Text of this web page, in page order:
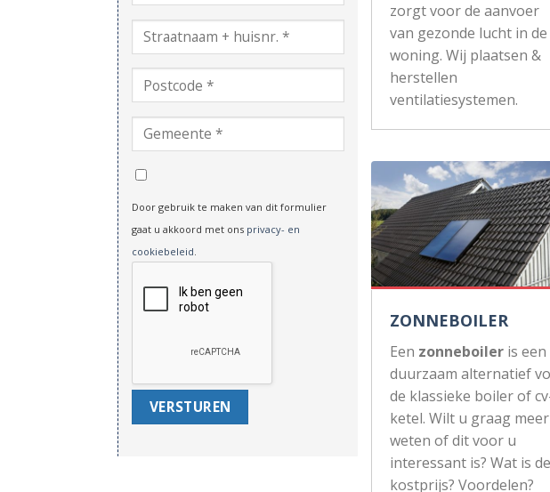
Door gebruik te maken van dit formulier
gaat u akkoord met ons privacy- en
cookiebeleid.
zorgt voor de aanvoer
van gezonde lucht in de
woning. Wij plaatsen &
herstellen
ventilatiesystemen.
ZONNEBOILER
Een zonneboiler is een
duurzaam alternatief
de klassieke boiler of
ketel. Wilt u graag meer
weten of dit voor u
interessant is? Wat is de
kostprijs? Voordelen?